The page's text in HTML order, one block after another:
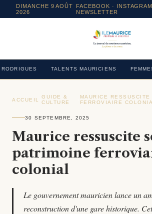
DIMANCHE 9 AOÛT
2026
FACEBOOK · INSTAGRAM
NEWSLETTER
RODRIGUES TALENTS MAURICIENS
ACCUEIL
GUIDE &
CULTURE
MAURICE RESSUSCITE
FERROVIAIRE
30 SEPTEMBRE, 2025
Maurice ressuscite
patrimoine
colonial
Le gouvernement mauricien lance un
reconstruction d'une gare historique.